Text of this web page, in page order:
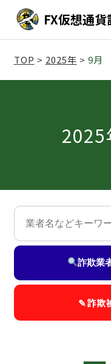
FX仮想通
TOP > 2025年 > 9月
2025
詐欺業
✎詐欺